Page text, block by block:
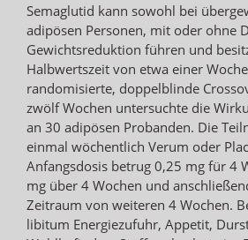
Semaglutid kann sowohl bei
adipösen Personen, mit oder ohne
Gewichtsreduktion führen und
Halbwertszeit von etwa einer
randomisierte, doppelblinde
zwölf Wochen untersuchte die
an 30 adipösen Probanden. Die
einmal wöchentlich Verum oder
Anfangsdosis betrug 0,25 mg für 4
mg über 4 Wochen und
Zeitraum von weiteren 4 Wochen.
libitum Energiezufuhr, Appetit,